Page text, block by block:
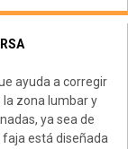
ayuda a corregir
la zona lumbar y
ya sea de
faja está diseñada